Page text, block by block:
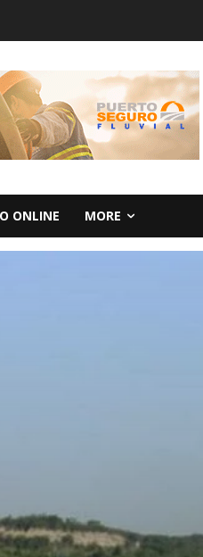
ONLINE MORE